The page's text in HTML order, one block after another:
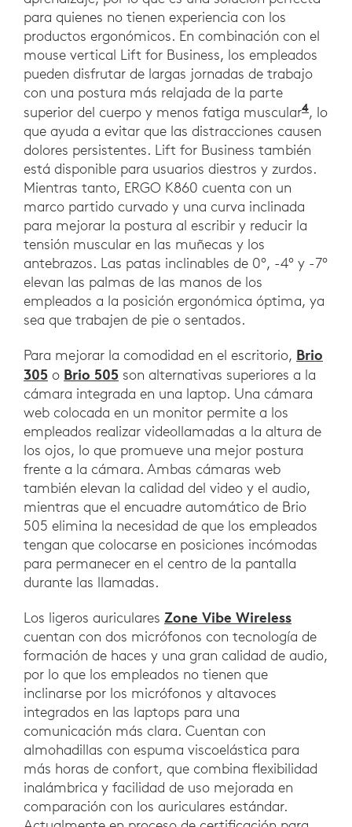
para quienes no tienen experiencia con los
productos ergonómicos. En combinación con el
mouse vertical Lift for Business, los empleados
pueden disfrutar de largas jornadas de trabajo
con una postura más relajada de la parte
superior del cuerpo y menos fatiga muscular44 en
, lo
que ayuda a evitar que las distracciones causen
dolores persistentes. Lift for Business también
está disponible para usuarios diestros y zurdos.
Mientras tanto, ERGO K860 cuenta con un
marco partido curvado y una curva inclinada
para mejorar la postura al escribir y reducir la
tensión muscular en las muñecas y los
antebrazos. Las patas inclinables de 0°, -4° y -7°
elevan las palmas de las manos de los
empleados a la posición ergonómica óptima, ya
sea que trabajen de pie o sentados.
Para mejorar la comodidad en el escritorio, Brio
305 o Brio 505 son alternativas superiores a la
cámara integrada en una laptop. Una cámara
web colocada en un monitor permite a los
empleados realizar videollamadas a la altura de
los ojos, lo que promueve una mejor postura
frente a la cámara. Ambas cámaras web
también elevan la calidad del video y el audio,
mientras que el encuadre automático de Brio
505 elimina la necesidad de que los empleados
tengan que colocarse en posiciones incómodas
para permanecer en el centro de la pantalla
durante las llamadas.
Los ligeros auriculares Zone Vibe Wireless
cuentan con dos micrófonos con tecnología de
formación de haces y una gran calidad de audio,
por lo que los empleados no tienen que
inclinarse por los micrófonos y altavoces
integrados en las laptops para una
comunicación más clara. Cuentan con
almohadillas con espuma viscoelástica para
más horas de confort, que combina flexibilidad
inalámbrica y facilidad de uso mejorada en
comparación con los auriculares estándar.